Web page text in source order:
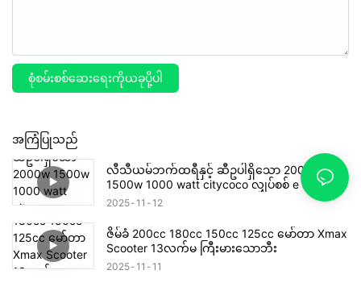
စုံစမ်းစစ်ဆေးရေးကိုယခုပို့ပါ
အကြံပြုသည်
လီသီယမ်ဘက်ထရီနှင့် ဆီဥပါရှိသော 2000w
1500w 1000 watt citycoco လျှပ်စစ် e scooter
x12
2025 11 12
ဇိမ်ခံ 200cc 180cc 150cc 125cc မော်တာ Xmax
Scooter 13လက်မ ကြီးမားသောဘီး
2025 11 11